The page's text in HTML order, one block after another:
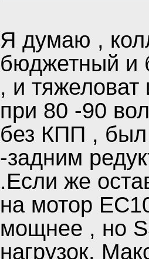
Я думаю ,
бюджетный и
, и тяжеловат
при 80 -90
без КПП ,
-задним
.Если же
на мотор
мощнее , но
нагрузок.